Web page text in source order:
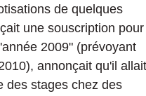
de quelques
une souscription pour
2009" (prévoyant
annonçait qu'il allait
des stages chez des